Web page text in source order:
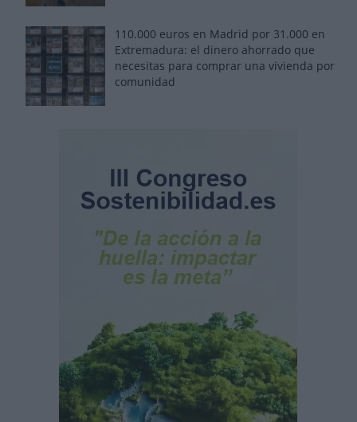
110.000 euros en Madrid por 31.000 en
Extremadura: el dinero ahorrado que
necesitas para comprar una vivienda por
comunidad